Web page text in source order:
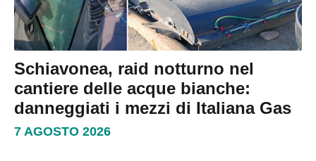
Schiavonea, raid notturno nel
cantiere delle acque bianche:
danneggiati i mezzi di Italiana Gas
7 AGOSTO 2026